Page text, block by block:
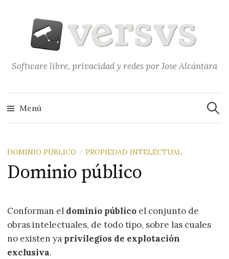
contenido
Software libre, privacidad y redes por Jose Alcántara
Menú
DOMINIO PÚBLICO / PROPIEDAD INTELECTUAL
Dominio público
Conforman el dominio público el conjunto de
obras intelectuales, de todo tipo, sobre las cuales
no existen ya privilegios de explotación
exclusiva.